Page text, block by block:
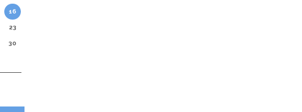
16
23
30